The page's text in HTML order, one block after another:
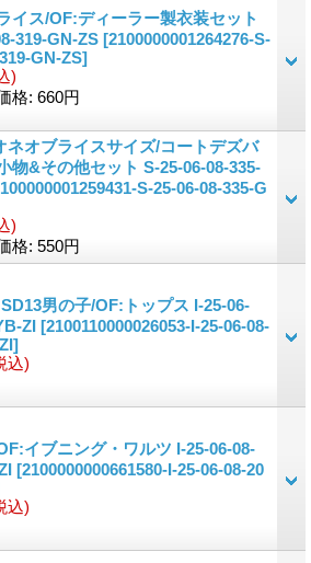
イス/OF:ディーラー製衣装セット
319-GN-ZS [2100000001264276-S-
GN-ZS]
)
格: 660円
ネオブライスサイズ/コートデズバ
物&その他セット S-25-06-08-335-
S-25-06-08-335-G
)
格: 550円
男の子/OF:トップス I-25-06-
ZI [2100110000026053-I-25-06-08-
込)
イブニング・ワルツ I-25-06-08-
[2100000000661580-I-25-06-08-20
込)